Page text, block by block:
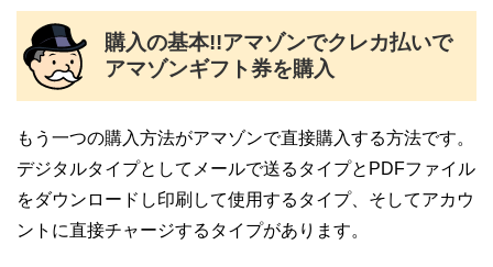
購入の基本!!アマゾンでクレカ払いで
アマゾンギフト券を購入
もう一つの購入方法がアマゾンで直接購入する方法です。
デジタルタイプとしてメールで送るタイプとPDFファイル
をダウンロードし印刷して使用するタイプ、そしてアカウ
ントに直接チャージするタイプがあります。